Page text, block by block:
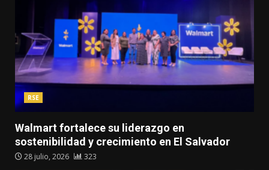
RSE
Walmart fortalece su liderazgo en
sostenibilidad y crecimiento en El Salvador
28 julio, 2026 323